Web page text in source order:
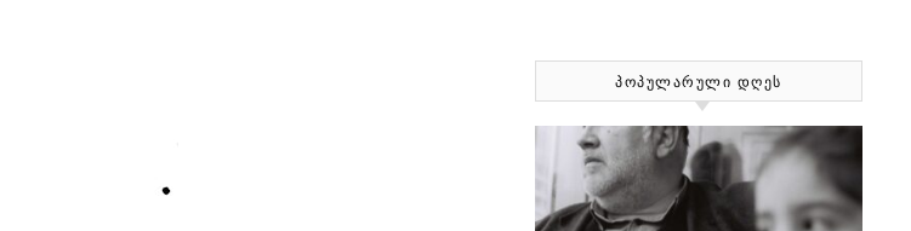
ᲞᲝᲞᲣᲚᲐᲠᲣᲚᲘ ᲓᲦᲔᲡ